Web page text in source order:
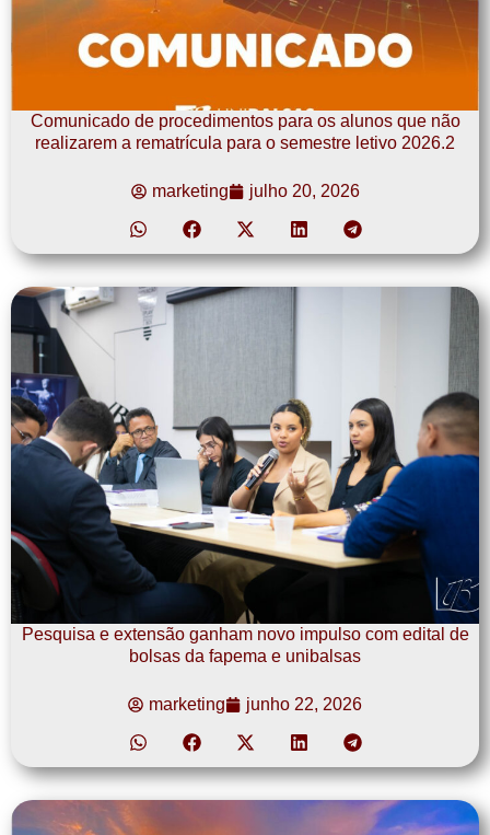
Comunicado de procedimentos para os alunos que não
realizarem a rematrícula para o semestre letivo 2026.2
marketing julho 20, 2026
Pesquisa e extensão ganham novo impulso com edital de
bolsas da fapema e unibalsas
marketing junho 22, 2026